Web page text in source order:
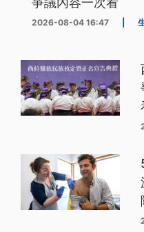
2026-08-04 16:47